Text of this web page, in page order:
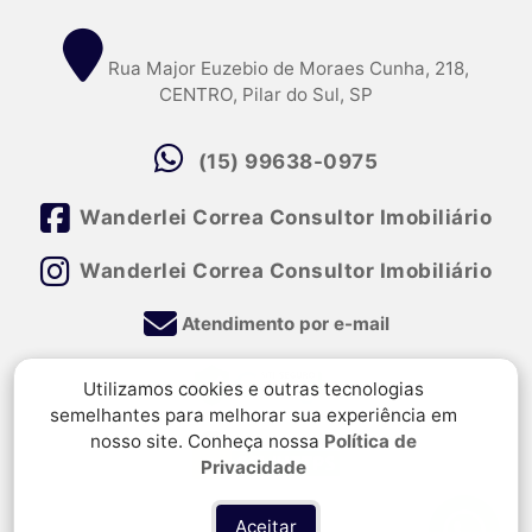
Utilizamos cookies e outras tecnologias
semelhantes para melhorar sua experiência em
nosso site. Conheça nossa Política de
Privacidade
Aceitar
Rua Major Euzebio de Moraes Cunha, 218,
CENTRO, Pilar do Sul, SP
(15) 99638-0975
Wanderlei Correa Consultor Imobiliário
Wanderlei Correa Consultor Imobiliário
Atendimento por e-mail